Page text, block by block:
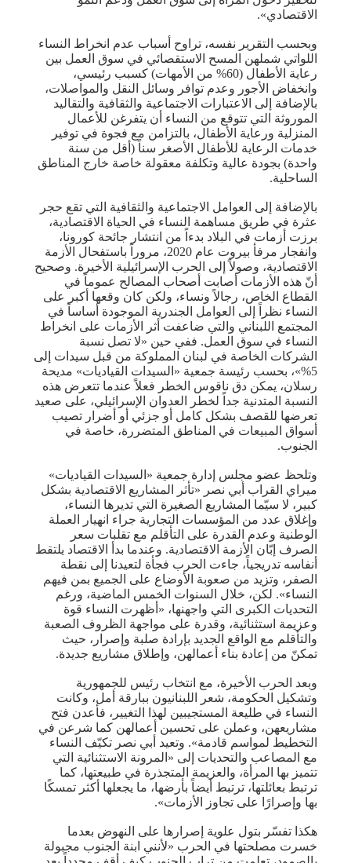
الاقتصادي».
وبحسب التقرير نفسه، تراوح أسباب عدم انخراط النساء
اللواتي شملهن المسح الاستقصائي في سوق العمل بين
رعاية الأطفال (60% من الأمهات) كسبب رئيسي،
وانخفاض الأجور وعدم توافر وسائل النقل والمواصلات،
بالإضافة إلى الاعتبارات الاجتماعية والثقافية والتقاليد
الموروثة التي تتوقع من النساء أن يتفرغن للأعمال
المنزلية ورعاية الأطفال، بالتزامن مع فجوة في توفير
خدمات الرعاية للأطفال الأصغر سناً (أقل من سنة
واحدة) بجودة عالية وتكلفة معقولة خاصة خارج المناطق
الساحلية.
بالإضافة إلى العوامل الاجتماعية والثقافية التي تقع حجر
عثرة في طريق مساهمة النساء في الحياة الاقتصادية،
برزت أزمات في البلاد بدءاً من انتشار جائحة كورونا،
وانفجار مرفأ بيروت عام 2020، مروراً باستفحال الأزمة
الاقتصادية، وصولاً إلى الحرب الإسرائيلية الأخيرة. وصحيح
أنّ هذه الأزمات أصابت أصحاب المصالح عموماً في
القطاع الخاص، رجالاً ونساء، ولكن كان وقعها أكبر على
النساء نظراً إلى العوامل الجندرية الموجودة أساساً في
المجتمع اللبناني والتي ضاعفت أثر الأزمات على انخراط
النساء في سوق العمل. ففي حين «لا تصل نسبة
الشركات الخاصة في لبنان المملوكة من قبل سيدات إلى
5%»، بحسب رئيسة جمعية «السيدات القياديات» مديحة
رسلان، يمكن دق ناقوس الخطر فعلاً عندما تتعرض هذه
النسبة المتدنية جداً لخطر العدوان الإسرائيلي، على صعيد
تعرضها للقصف بشكل كامل أو جزئي أو أضرار تصيب
أسواق المبيعات في المناطق المتضررة، خاصة في
الجنوب.
وتلحظ عضو مجلس إدارة جمعية «السيدات القياديات»
ميراي القراب أبي نصر «تأثر المشاريع الاقتصادية بشكل
كبير، لا سيّما المشاريع الصغيرة التي تديرها النساء،
وإغلاق عدد من المؤسسات التجارية جراء انهيار العملة
الوطنية وعدم القدرة على التأقلم مع تقلبات سعر
الصرف إبّان الأزمة الاقتصادية. وعندما بدأ الاقتصاد يلتقط
أنفاسه تدريجياً، جاءت الحرب فجأة لتعيدنا إلى نقطة
الصفر، وتزيد من صعوبة الأوضاع على الجميع بمن فيهم
النساء». لكن، خلال السنوات الخمس الماضية، ورغم
التحديات الكبرى التي واجهنها، «أظهرت النساء قوة
وعزيمة استثنائية، وقدرة على مواجهة الظروف الصعبة
والتأقلم مع الواقع الجديد بإرادة صلبة وإصرار، حيث
تمكنّ من إعادة بناء أعمالهن، وإطلاق مشاريع جديدة.
وبعد الحرب الأخيرة، مع انتخاب رئيس للجمهورية
وتشكيل الحكومة، شعر اللبنانيون ببارقة أمل، وكانت
النساء في طليعة المستجيبين لهذا التغيير، فأعدن فتح
مشاريعهن، وعملن على تحسين أعمالهن كما شرعن في
التخطيط لمواسم قادمة». وتعيد أبي نصر تكيّف النساء
مع المصاعب والتحديات إلى «المرونة الاستثنائية التي
تتميز بها المرأة، والعزيمة المتجذرة في طبيعتها، كما
ترتبط بعائلتها، ترتبط أيضاً بأرضها، ما يجعلها أكثر تمسكًا
بها وإصرارًا على تجاوز الأزمات».
هكذا تفسّر بتول علوية إصرارها على النهوض بعدما
خسرت مصلحتها في الحرب «لأنني ابنة الجنوب مجبولة